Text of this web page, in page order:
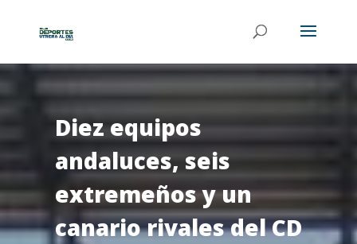
Diez equipos
andaluces, seis
extremeños y un
canario rivales del CD